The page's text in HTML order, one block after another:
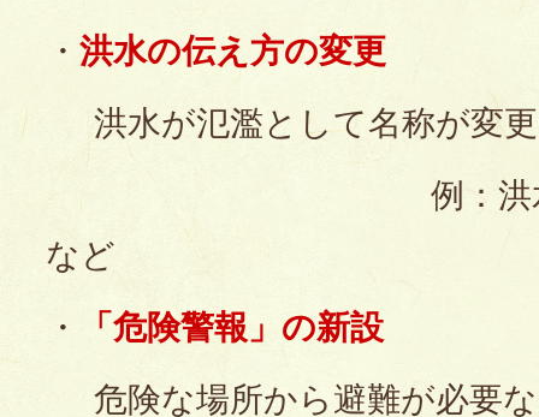
・ 洪水の伝え方の変更
洪水が氾濫として名称が変更
例：洪水警報か
など
・
「危険警報」の新設
危険な場所から避難が必要な